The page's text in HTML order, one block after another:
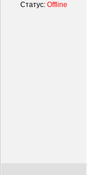
Статус: Offline